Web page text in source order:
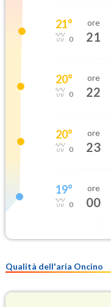
21°
0
ore
21
20°
0
ore
22
20°
0
ore
23
19°
0
ore
00
Qualità dell'aria Oncino